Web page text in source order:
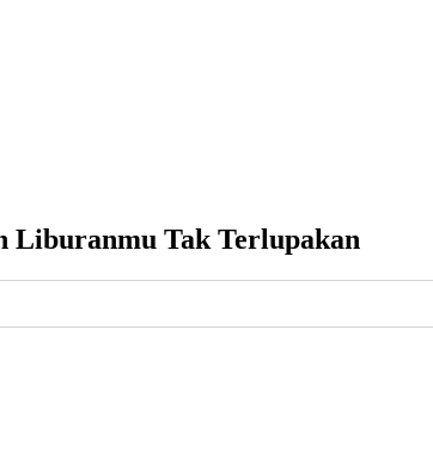
Liburanmu Tak Terlupakan